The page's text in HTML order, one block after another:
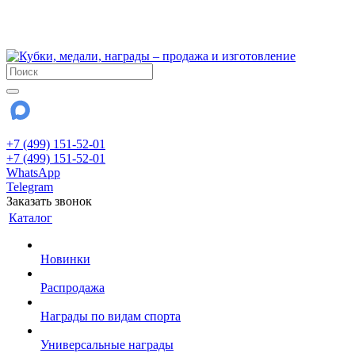
+7 (499) 151-52-01
+7 (499) 151-52-01
WhatsApp
Telegram
Заказать звонок
Каталог
Новинки
Распродажа
Награды по видам спорта
Универсальные награды